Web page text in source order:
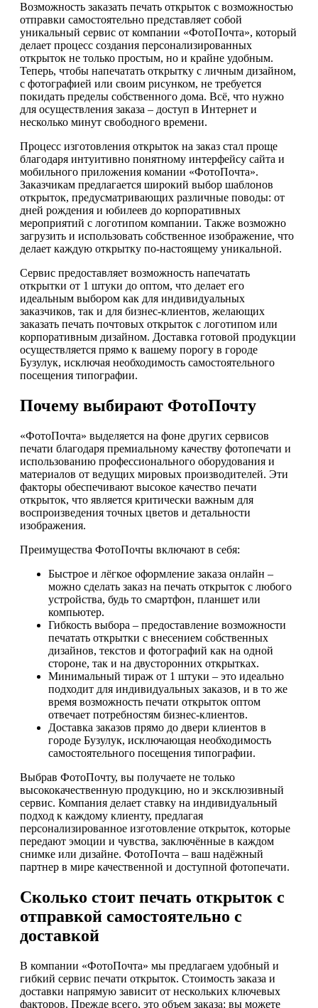
Возможность заказать печать открыток с возможностью
отправки самостоятельно представляет собой
уникальный сервис от компании «ФотоПочта», который
делает процесс создания персонализированных
открыток не только простым, но и крайне удобным.
Теперь, чтобы напечатать открытку с личным дизайном,
с фотографией или своим рисунком, не требуется
покидать пределы собственного дома. Всё, что нужно
для осуществления заказа – доступ в Интернет и
несколько минут свободного времени.
Процесс изготовления открыток на заказ стал проще
благодаря интуитивно понятному интерфейсу сайта и
мобильного приложения комании «ФотоПочта».
Заказчикам предлагается широкий выбор шаблонов
открыток, предусматривающих различные поводы: от
дней рождения и юбилеев до корпоративных
мероприятий с логотипом компании. Также возможно
загрузить и использовать собственное изображение, что
делает каждую открытку по-настоящему уникальной.
Сервис предоставляет возможность напечатать
открытки от 1 штуки до оптом, что делает его
идеальным выбором как для индивидуальных
заказчиков, так и для бизнес-клиентов, желающих
заказать печать почтовых открыток с логотипом или
корпоративным дизайном. Доставка готовой продукции
осуществляется прямо к вашему порогу в городе
Бузулук, исключая необходимость самостоятельного
посещения типографии.
Почему выбирают ФотоПочту
«ФотоПочта» выделяется на фоне других сервисов
печати благодаря премиальному качеству фотопечати и
использованию профессионального оборудования и
материалов от ведущих мировых производителей. Эти
факторы обеспечивают высокое качество печати
открыток, что является критически важным для
воспроизведения точных цветов и детальности
изображения.
Преимущества ФотоПочты включают в себя:
Быстрое и лёгкое оформление заказа онлайн –
можно сделать заказ на печать открыток с любого
устройства, будь то смартфон, планшет или
компьютер.
Гибкость выбора – предоставление возможности
печатать открытки с внесением собственных
дизайнов, текстов и фотографий как на одной
стороне, так и на двусторонних открытках.
Минимальный тираж от 1 штуки – это идеально
подходит для индивидуальных заказов, и в то же
время возможность печати открыток оптом
отвечает потребностям бизнес-клиентов.
Доставка заказов прямо до двери клиентов в
городе Бузулук, исключающая необходимость
самостоятельного посещения типографии.
Выбрав ФотоПочту, вы получаете не только
высококачественную продукцию, но и эксклюзивный
сервис. Компания делает ставку на индивидуальный
подход к каждому клиенту, предлагая
персонализированное изготовление открыток, которые
передают эмоции и чувства, заключённые в каждом
снимке или дизайне. ФотоПочта – ваш надёжный
партнер в мире качественной и доступной фотопечати.
Сколько стоит печать открыток с
отправкой самостоятельно с
доставкой
В компании «ФотоПочта» мы предлагаем удобный и
гибкий сервис печати открыток. Стоимость заказа и
доставки напрямую зависит от нескольких ключевых
факторов. Прежде всего, это объем заказа: вы можете